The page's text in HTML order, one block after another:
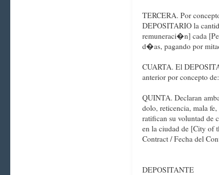
TERCERA. Por
DEPOSITARIO la
remuneraci�n] cada
d�as, pagando por
CUARTA. El
anterior por concepto
QUINTA. Declaran
dolo, reticencia, mala
ratifican su voluntad de
en la ciudad de [City of
Contract / Fecha del
DEPOSITANTE